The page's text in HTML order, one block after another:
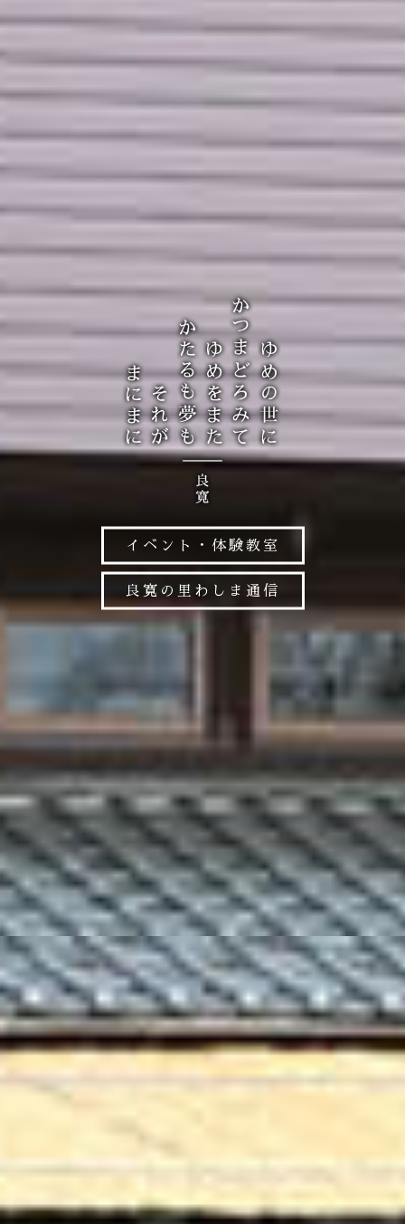
イベント・体験教室
良寛の里わしま通信